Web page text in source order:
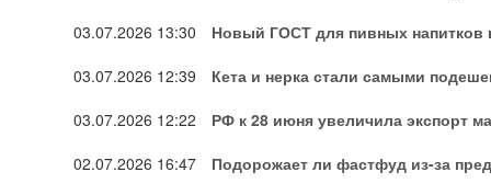
03.07.2026 13:30
Новый ГОСТ для пивных напитков
03.07.2026 12:39
Кета и нерка стали самыми
03.07.2026 12:22
РФ к 28 июня увеличила экспорт
02.07.2026 16:47
Подорожает ли фастфуд из-за